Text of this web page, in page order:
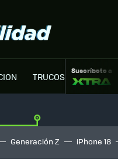
TRUCOS MOTOR
Suscríbete a
Generación Z iPhone 18